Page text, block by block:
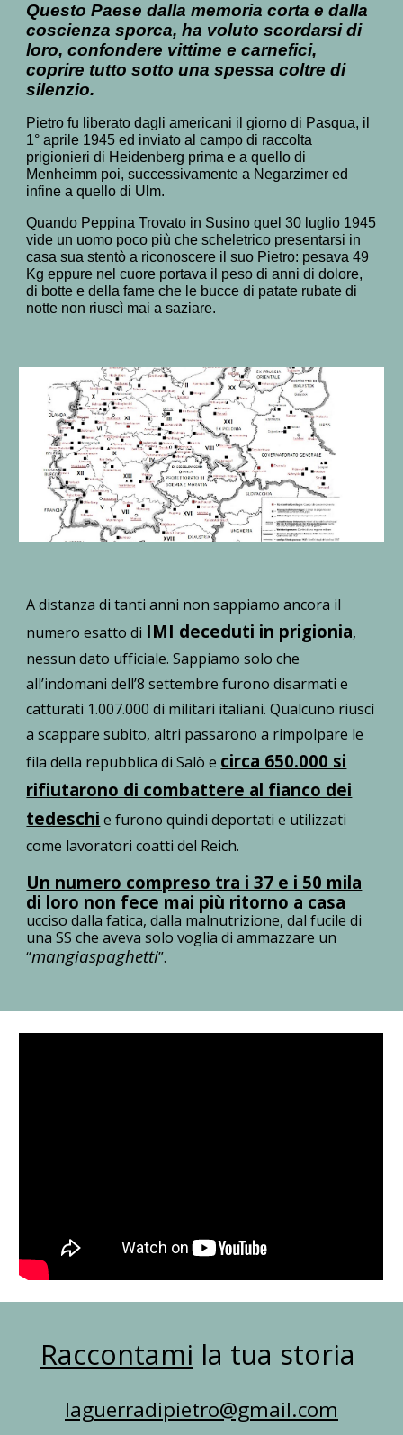
Questo Paese dalla memoria corta e dalla
coscienza sporca, ha voluto scordarsi di
loro, confondere vittime e carnefici,
coprire tutto sotto una spessa coltre di
silenzio.
Pietro fu liberato dagli americani il giorno di Pasqua, il
1° aprile 1945 ed inviato al campo di raccolta
prigionieri di Heidenberg prima e a quello di
Menheimm poi, successivamente a Negarzimer ed
infine a quello di Ulm.
Quando Peppina Trovato in Susino quel 30 luglio 1945
vide un uomo poco più che scheletrico presentarsi in
casa sua stentò a riconoscere il suo Pietro: pesava 49
Kg eppure nel cuore portava il peso di anni di dolore,
di botte e della fame che le bucce di patate rubate di
notte non riuscì mai a saziare.
A distanza di tanti anni non sappiamo ancora il
numero esatto di IMI deceduti in prigionia,
nessun dato ufficiale. Sappiamo solo che
all’indomani dell’8 settembre furono disarmati e
catturati 1.007.000 di militari italiani. Qualcuno riuscì
a scappare subito, altri passarono a rimpolpare le
fila della repubblica di Salò e circa 650.000 si
rifiutarono di combattere al fianco dei
tedeschi e furono quindi deportati e utilizzati
come lavoratori coatti del Reich.
Un numero compreso tra i 37 e i 50 mila
di loro non fece mai più ritorno a casa
ucciso dalla fatica, dalla malnutrizione, dal fucile di
una SS che aveva solo voglia di ammazzare un
“mangiaspaghetti”.
Raccontami la tua storia
laguerradipietro@gmail.com